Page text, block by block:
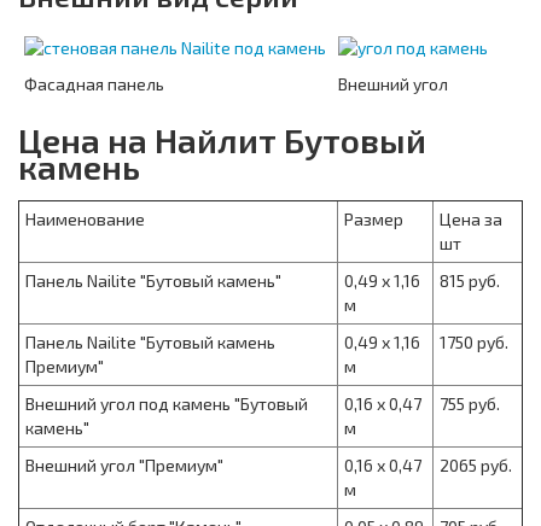
Фасадная панель Внешний угол
Цена на Найлит Бутовый
камень
Наименование Размер
Цена за
шт
Панель Nailite "Бутовый камень"
0,49 х 1,16
м
815 руб.
Панель Nailite "Бутовый камень
Премиум"
0,49 х 1,16
м
1750 руб.
Внешний угол под камень "Бутовый
камень"
0,16 х 0,47
м
755 руб.
Внешний угол "Премиум"
0,16 х 0,47
м
2065 руб.